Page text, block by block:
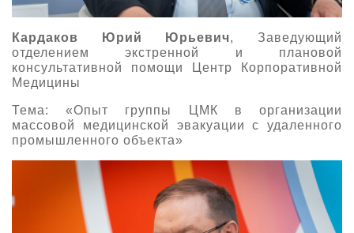
Кардаков Юрий Юрьевич, Заведующий
отделением экстренной и плановой
консультативной помощи Центр Корпоративной
Медицины
Тема: «Опыт группы ЦМК в организации
массовой медицинской эвакуации с удаленного
промышленного объекта»